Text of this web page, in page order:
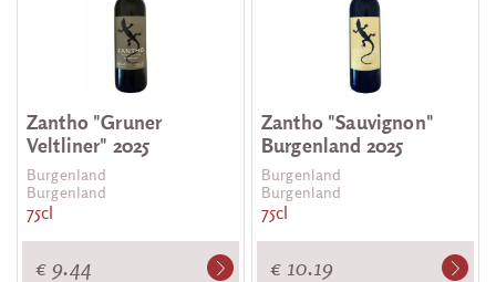
Zantho "Gruner
Veltliner" 2025
Burgenland
Burgenland
75cl
€ 9.44
Zantho "Sauvignon"
Burgenland 2025
Burgenland
Burgenland
75cl
€ 10.19